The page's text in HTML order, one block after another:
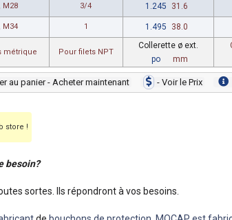
M28 3/4 1.245 31.6
M34 1 1.495 38.0
métrique Pour filets NPT
Collerette ø ext.
po
mm
au panier - Acheter maintenant - Voir le Prix
store !
besoin?
sortes. Ils répondront à vos besoins.